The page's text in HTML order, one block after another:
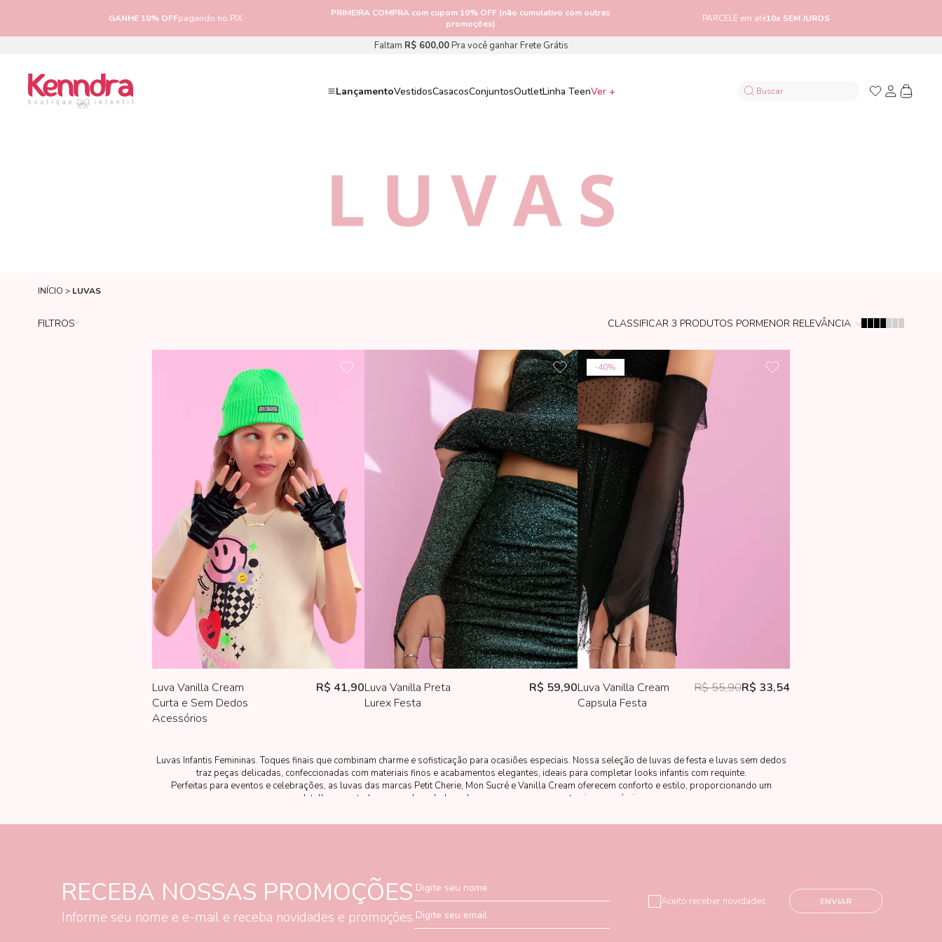
GANHE 10% OFFpagando no PIX PRIMEIRA COMPRA com cupom 10% OFF (não cumulativo com outras
promoções)
PARCELE em até10x SEM JUROS
Faltam R$ 600,00Pra você ganhar Frete Grátis
LançamentoVestidosCasacosConjuntosOutletLinha TeenVer +
LUVAS
INÍCIO LUVAS
FILTROS CLASSIFICAR3 PRODUTOS PORMENOR RELEVÂNCIA
Luva Vanilla Cream
Curta e Sem Dedos
Acessórios
R$ 41,90Luva Vanilla Preta
Lurex Festa
R$ 59,90
40%
Luva Vanilla Cream
Capsula Festa
R$ 55,90R$ 33,54
Luvas Infantis Femininas. Toques finais que combinam charme e sofisticação para ocasiões especiais. Nossa seleção de luvas de festa e luvas sem dedos
traz peças delicadas, confeccionadas com materiais finos e acabamentos elegantes, ideais para completar looks infantis com requinte.
Perfeitas para eventos e celebrações, as luvas das marcas Petit Cherie, Mon Sucré e Vanilla Cream oferecem conforto e estilo, proporcionando um
detalhe encantador que realça a beleza das pequenas em momentos inesquecíveis.
RECEBA NOSSAS PROMOÇÕES
Informe seu nome e e-mail e receba novidades e promoções
Digite seu nome
Digite seu email
ENVIAR
Aceito receber novidades